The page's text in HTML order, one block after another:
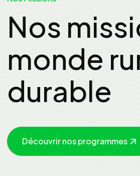
Nos
monde
durable
Découvrir nos programmes